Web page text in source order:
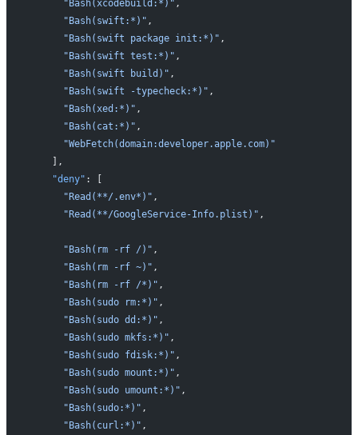
      "Bash(xcodebuild:*)"
,
      "Bash(swift:*)"
,
      "Bash(swift package init:*)"
,
      "Bash(swift test:*)"
,
      "Bash(swift build)"
,
      "Bash(swift -typecheck:*)"
,
      "Bash(xed:*)"
,
      "Bash(cat:*)"
,
      "WebFetch(domain:developer.apple.com)"
    ],
    "deny"
: [
      "Read(**/.env*)"
,
      "Read(**/GoogleService-Info.plist)"
,
      "Bash(rm -rf /)"
,
      "Bash(rm -rf ~)"
,
      "Bash(rm -rf /*)"
,
      "Bash(sudo rm:*)"
,
      "Bash(sudo dd:*)"
,
      "Bash(sudo mkfs:*)"
,
      "Bash(sudo fdisk:*)"
,
      "Bash(sudo mount:*)"
,
      "Bash(sudo umount:*)"
,
      "Bash(sudo:*)"
,
      "Bash(curl:*)"
,